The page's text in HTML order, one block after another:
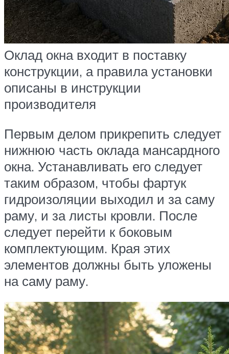
Оклад окна входит в поставку
конструкции, а правила установки
описаны в инструкции
производителя
Первым делом прикрепить следует
нижнюю часть оклада мансардного
окна. Устанавливать его следует
таким образом, чтобы фартук
гидроизоляции выходил и за саму
раму, и за листы кровли. После
следует перейти к боковым
комплектующим. Края этих
элементов должны быть уложены
на саму раму.